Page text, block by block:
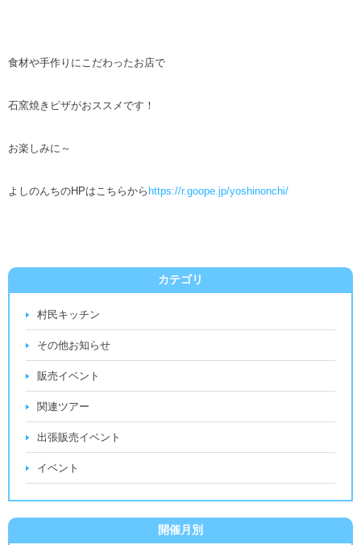
食材や手作りにこだわったお店で
石窯焼きピザがおススメです！
お楽しみに～
よしのんちのHPはこちらから https://r.goope.jp/yoshinonchi/
カテゴリ
村民キッチン
その他お知らせ
販売イベント
関連ツアー
出張販売イベント
イベント
開催月別